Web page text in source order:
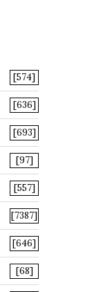
[574]
[636]
[693]
[97]
[557]
[7387]
[646]
[68]